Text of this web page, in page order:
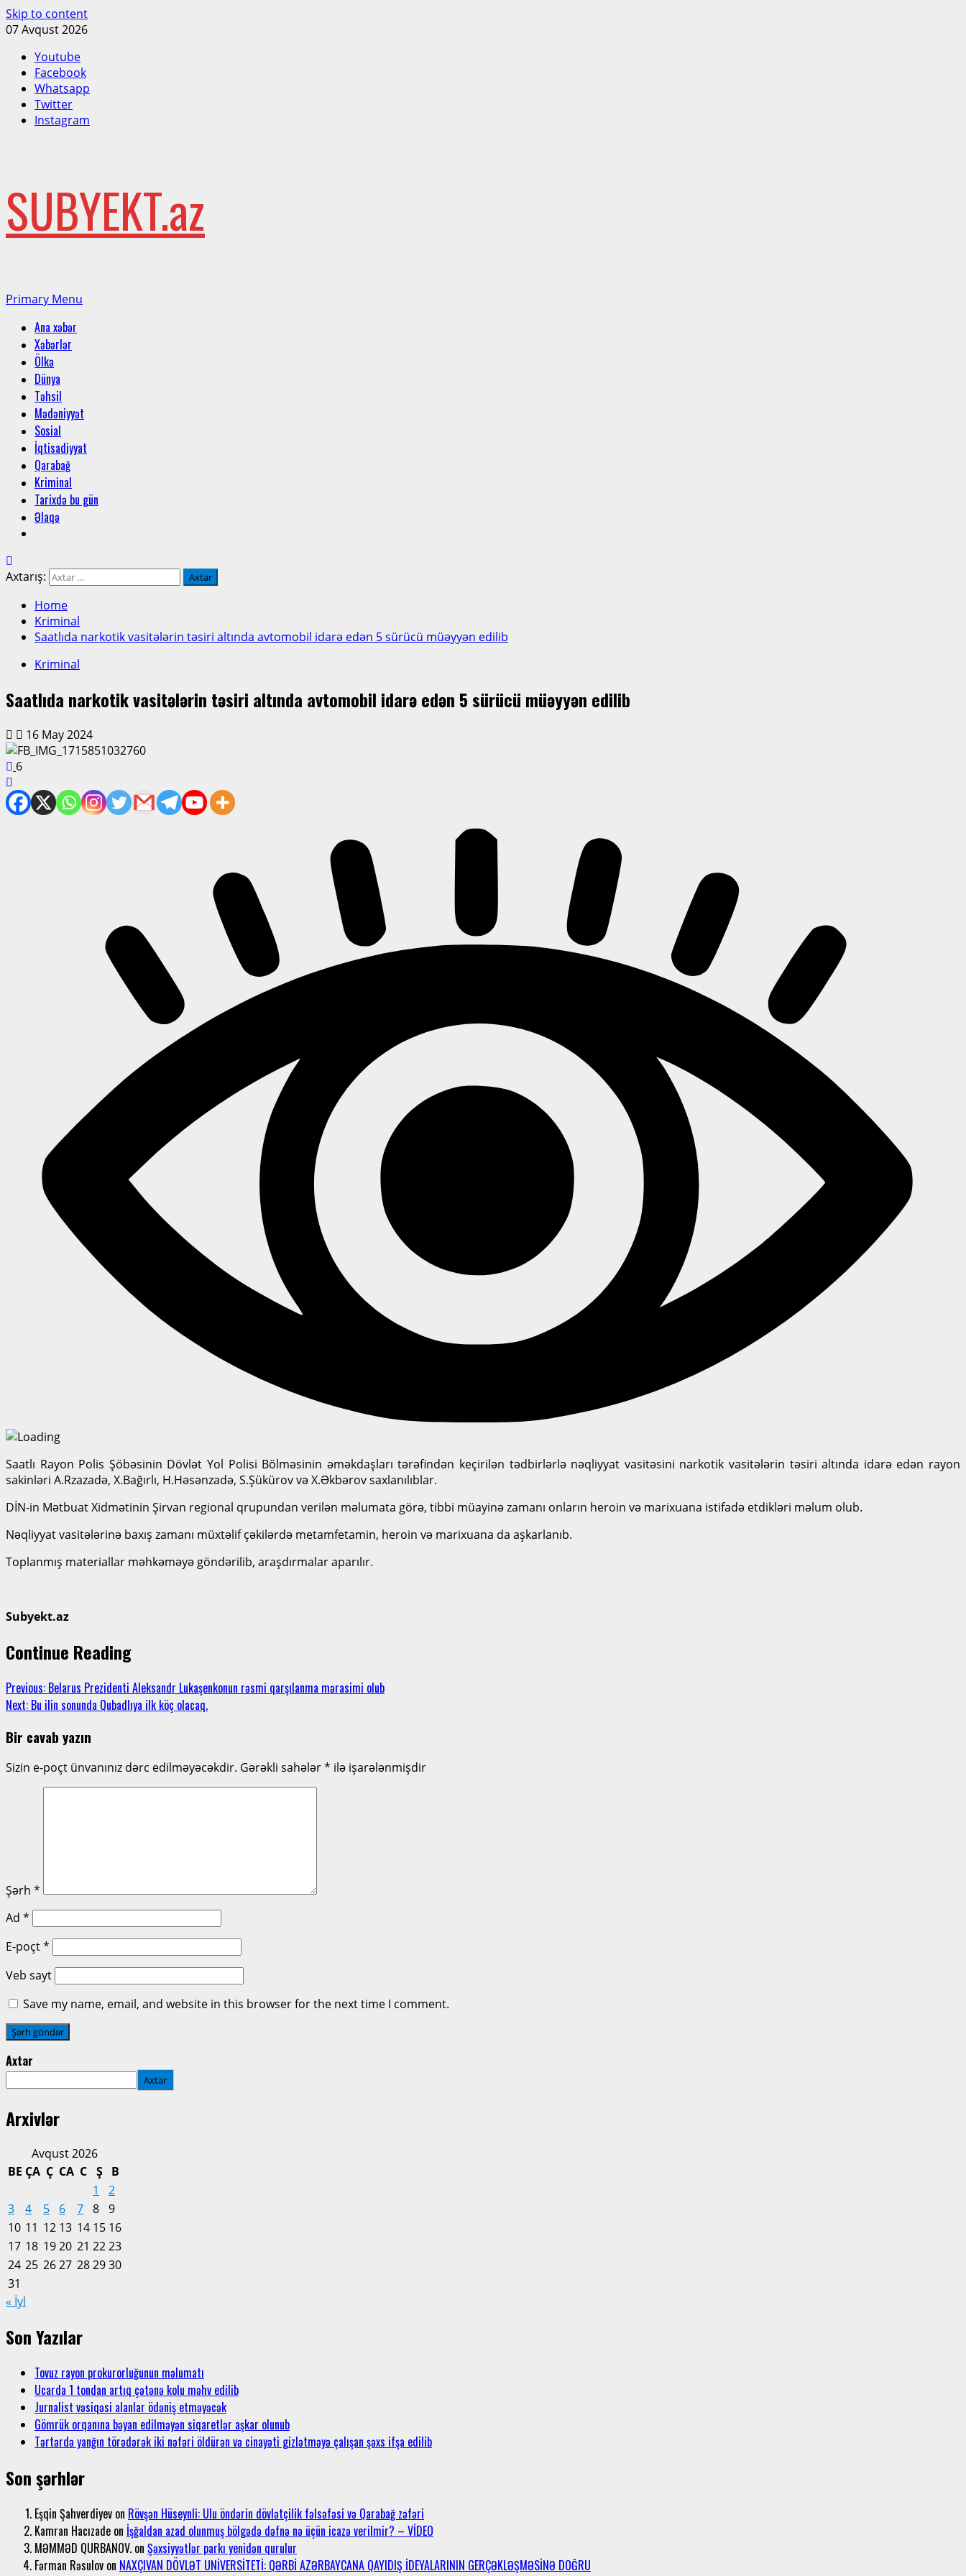
Skip to content
07 Avqust 2026
Youtube
Facebook
Whatsapp
Twitter
Instagram
SUBYEKT.az
Primary Menu
Ana xəbər
Xəbərlər
Ölkə
Dünya
Təhsil
Mədəniyyət
Sosial
İqtisadiyyat
Qarabağ
Kriminal
Tarixdə bu gün
Əlaqə
Axtarış:
Home
Kriminal
Saatlıda narkotik vasitələrin təsiri altında avtomobil idarə edən 5 sürücü müəyyən edilib
Kriminal
Saatlıda narkotik vasitələrin təsiri altında avtomobil idarə edən 5 sürücü müəyyən edilib
16 May 2024
6
Saatlı Rayon Polis Şöbəsinin Dövlət Yol Polisi Bölməsinin əməkdaşları tərəfindən keçirilən tədbirlərlə nəqliyyat vasitəsini narkotik vasitələrin təsiri altında idarə edən rayon
sakinləri A.Rzazadə, X.Bağırlı, H.Həsənzadə, S.Şükürov və X.Əkbərov saxlanılıblar.
DİN-in Mətbuat Xidmətinin Şirvan regional qrupundan verilən məlumata görə, tibbi müayinə zamanı onların heroin və marixuana istifadə etdikləri məlum olub.
Nəqliyyat vasitələrinə baxış zamanı müxtəlif çəkilərdə metamfetamin, heroin və marixuana da aşkarlanıb.
Toplanmış materiallar məhkəməyə göndərilib, araşdırmalar aparılır.
Subyekt.az
Continue Reading
Previous: Belarus Prezidenti Aleksandr Lukaşenkonun rəsmi qarşılanma mərasimi olub
Next: Bu ilin sonunda Qubadlıya ilk köç olacaq.
Bir cavab yazın
Sizin e-poçt ünvanınız dərc edilməyəcəkdir. Gərəkli sahələr* ilə işarələnmişdir
Şərh *
Ad *
E-poçt*
Veb sayt
Save my name, email, and website in this browser for the next time I comment.
Axtar
Axtar
Arxivlər
Avqust 2026
BE ÇA Ç CA C Ş
B
1
2
3
4 5 6 7 8 9
10 11 12 13 14 15 16
17 18 1920 21 2223
24 25 2627 282930
31
« İyl
Son Yazılar
Tovuz rayon prokurorluğunun məlumatı
Ucarda 1 tondan artıq çətənə kolu məhv edilib
Jurnalist vəsiqəsi alanlar ödəniş etməyəcək
Gömrük orqanına bəyan edilməyən siqaretlər aşkar olunub
Tərtərdə yanğın törədərək iki nəfəri öldürən və cinayəti gizlətməyə çalışan şəxs ifşa edilib
Son şərhlər
Eşqin Şahverdiyev on Rövşən Hüseynli: Ulu öndərin dövlətçilik fəlsəfəsi və Qarabağ zəfəri
Kamran Hacızade on İşğaldan azad olunmuş bölgədə dəfnə nə üçün icazə verilmir? – VİDEO
MƏMMƏD QURBANOV. on Şəxsiyyətlər parkı yenidən qurulur
Fərman Rəsulov on NAXÇIVAN DÖVLƏT UNİVERSİTETİ: QƏRBİ AZƏRBAYCANA QAYIDIŞ İDEYALARININ GERÇƏKLƏŞMƏSİNƏ DOĞRU